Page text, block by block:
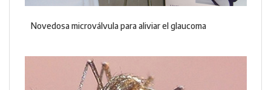
Novedosa microválvula para aliviar el glaucoma